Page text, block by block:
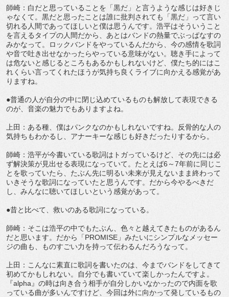
師崎：白だと思っていることを「黒だ」と言うような感じは好きじ
ゃなくて。黒だと思ったことは誰に批判されても「黒だ」って言い
切れる人間であってほしいと僕は思うんです。浩平はそういうこと
を言えるタイプの人間だから、あとはバンドの熱量でぶっぱなすの
みかなって。ロックバンドをやっているんだから、今の感情を歌詞
や音で吐き出せなかったらやっている意味がない。聴き手によって
は危ないと感じるところもあるかもしれないけど、僕たち的にはこ
れくらい言ってくれたほうが気持ち良くライブに向かえる感覚があ
りますね。
●普通の人が自分の中に閉じ込めているものも解放して表現できる
のが、音楽の魅力でもありますよね。
上田：ある種、僕はパンクなのかもしれないですね。反骨的な人の
気持ちもわかるし、アナーキーな感じも好きだったりするから。
師崎：浩平が今書いている歌詞はトガっているけど、その先には必
ず解決策が見出せる表現になっていて。たとえば6～7年前に同じこ
とを歌っていたら、たぶん先に明るい未来が見えないまま終わって
いきそうな歌詞になっていたと思うんです。だから今やるべきだ
し、みんなに聴いてほしいという感覚があって。
●昔と比べて、救いのある歌詞になっている。
師崎：そこは浩平の中でもたぶん、色々と越えてきたものがあるん
だと思います。だから「PROMISE」みたいにシンプルなメッセー
ジの曲も、ものすごい力を持って伝わるんだろうなって。
上田：こんなに素直に歌詞を書いたのは、今までバンドをしてきて
初めてかもしれない。自分でも書いていて楽しかったんですよ。
『alpha』の時は向き合う相手が自分しかいなかったので内面を歌
っている曲が多いんですけど、今回は外に向かって発しているもの